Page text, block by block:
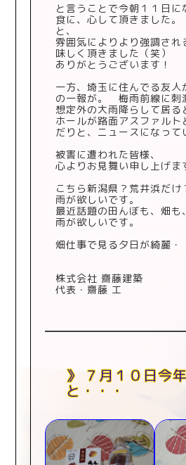
と言うことで今朝１１日に
食に、心して頂きました
と、
雰囲気によりより強調され
味しく頂きました（笑）
ありがとうございます！
一方、埼玉に住んでる友人
の一報が。 梅雨前線に刺
想定外の大雨降らして居
ホールが路面アスファルト
だりと、ニュースになって
被害に遭われた皆様、
心よりお見舞い申し上げま
こちら新潟県？荒井浜だけ
雨が欲しいです。
最近話題の田んぼも、畑も、
雨が欲しいです。
畑仕事で見る夕日が綺麗・
株式会社 齋藤建築
代表・齋藤 工
７月１０日今
と・・・